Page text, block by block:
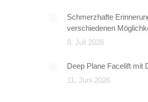
Schmerzhafte
verschiedenen
8. Juli 2026
Deep Plane Facelift mit
11. Juni 2026